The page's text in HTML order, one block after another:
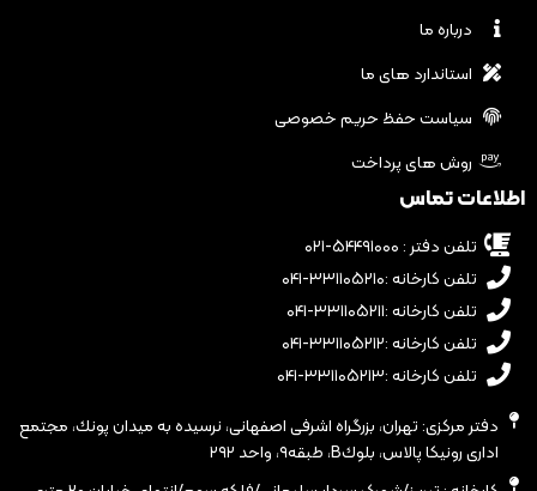
درباره ما
استاندارد های ما
سیاست حفظ حریم خصوصی
روش های پرداخت
اطلاعات تماس
تلفن دفتر : ۵۴۴۹۱۰۰۰-۰۲۱
تلفن کارخانه :۳۳۱۱۰۵۲۱۰-۰۴۱
تلفن کارخانه :۳۳۱۱۰۵۲۱۱-۰۴۱
تلفن کارخانه :۳۳۱۱۰۵۲۱۲-۰۴۱
تلفن کارخانه :۳۳۱۱۰۵۲۱۳-۰۴۱
دفتر مرکزی: تهران، بزرگراه اشرفى اصفهانى، نرسيده به ميدان پونك، مجتمع
ادارى رونيكا پالاس، بلوكB، طبقه٩، واحد ٢٩٢